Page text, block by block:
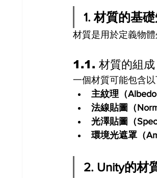
1. 材質的基
材質是用於定義物
1.1. 材質的組成
一個材質可能包含以
主紋理（Albedo
法線貼圖（
光澤貼圖（
環境光遮罩（
2. Unity的材